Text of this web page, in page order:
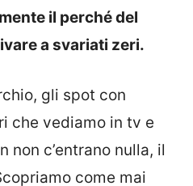
il perché del
a svariati zeri.
gli spot con
che vediamo in tv e
non c’entrano nulla, il
come mai